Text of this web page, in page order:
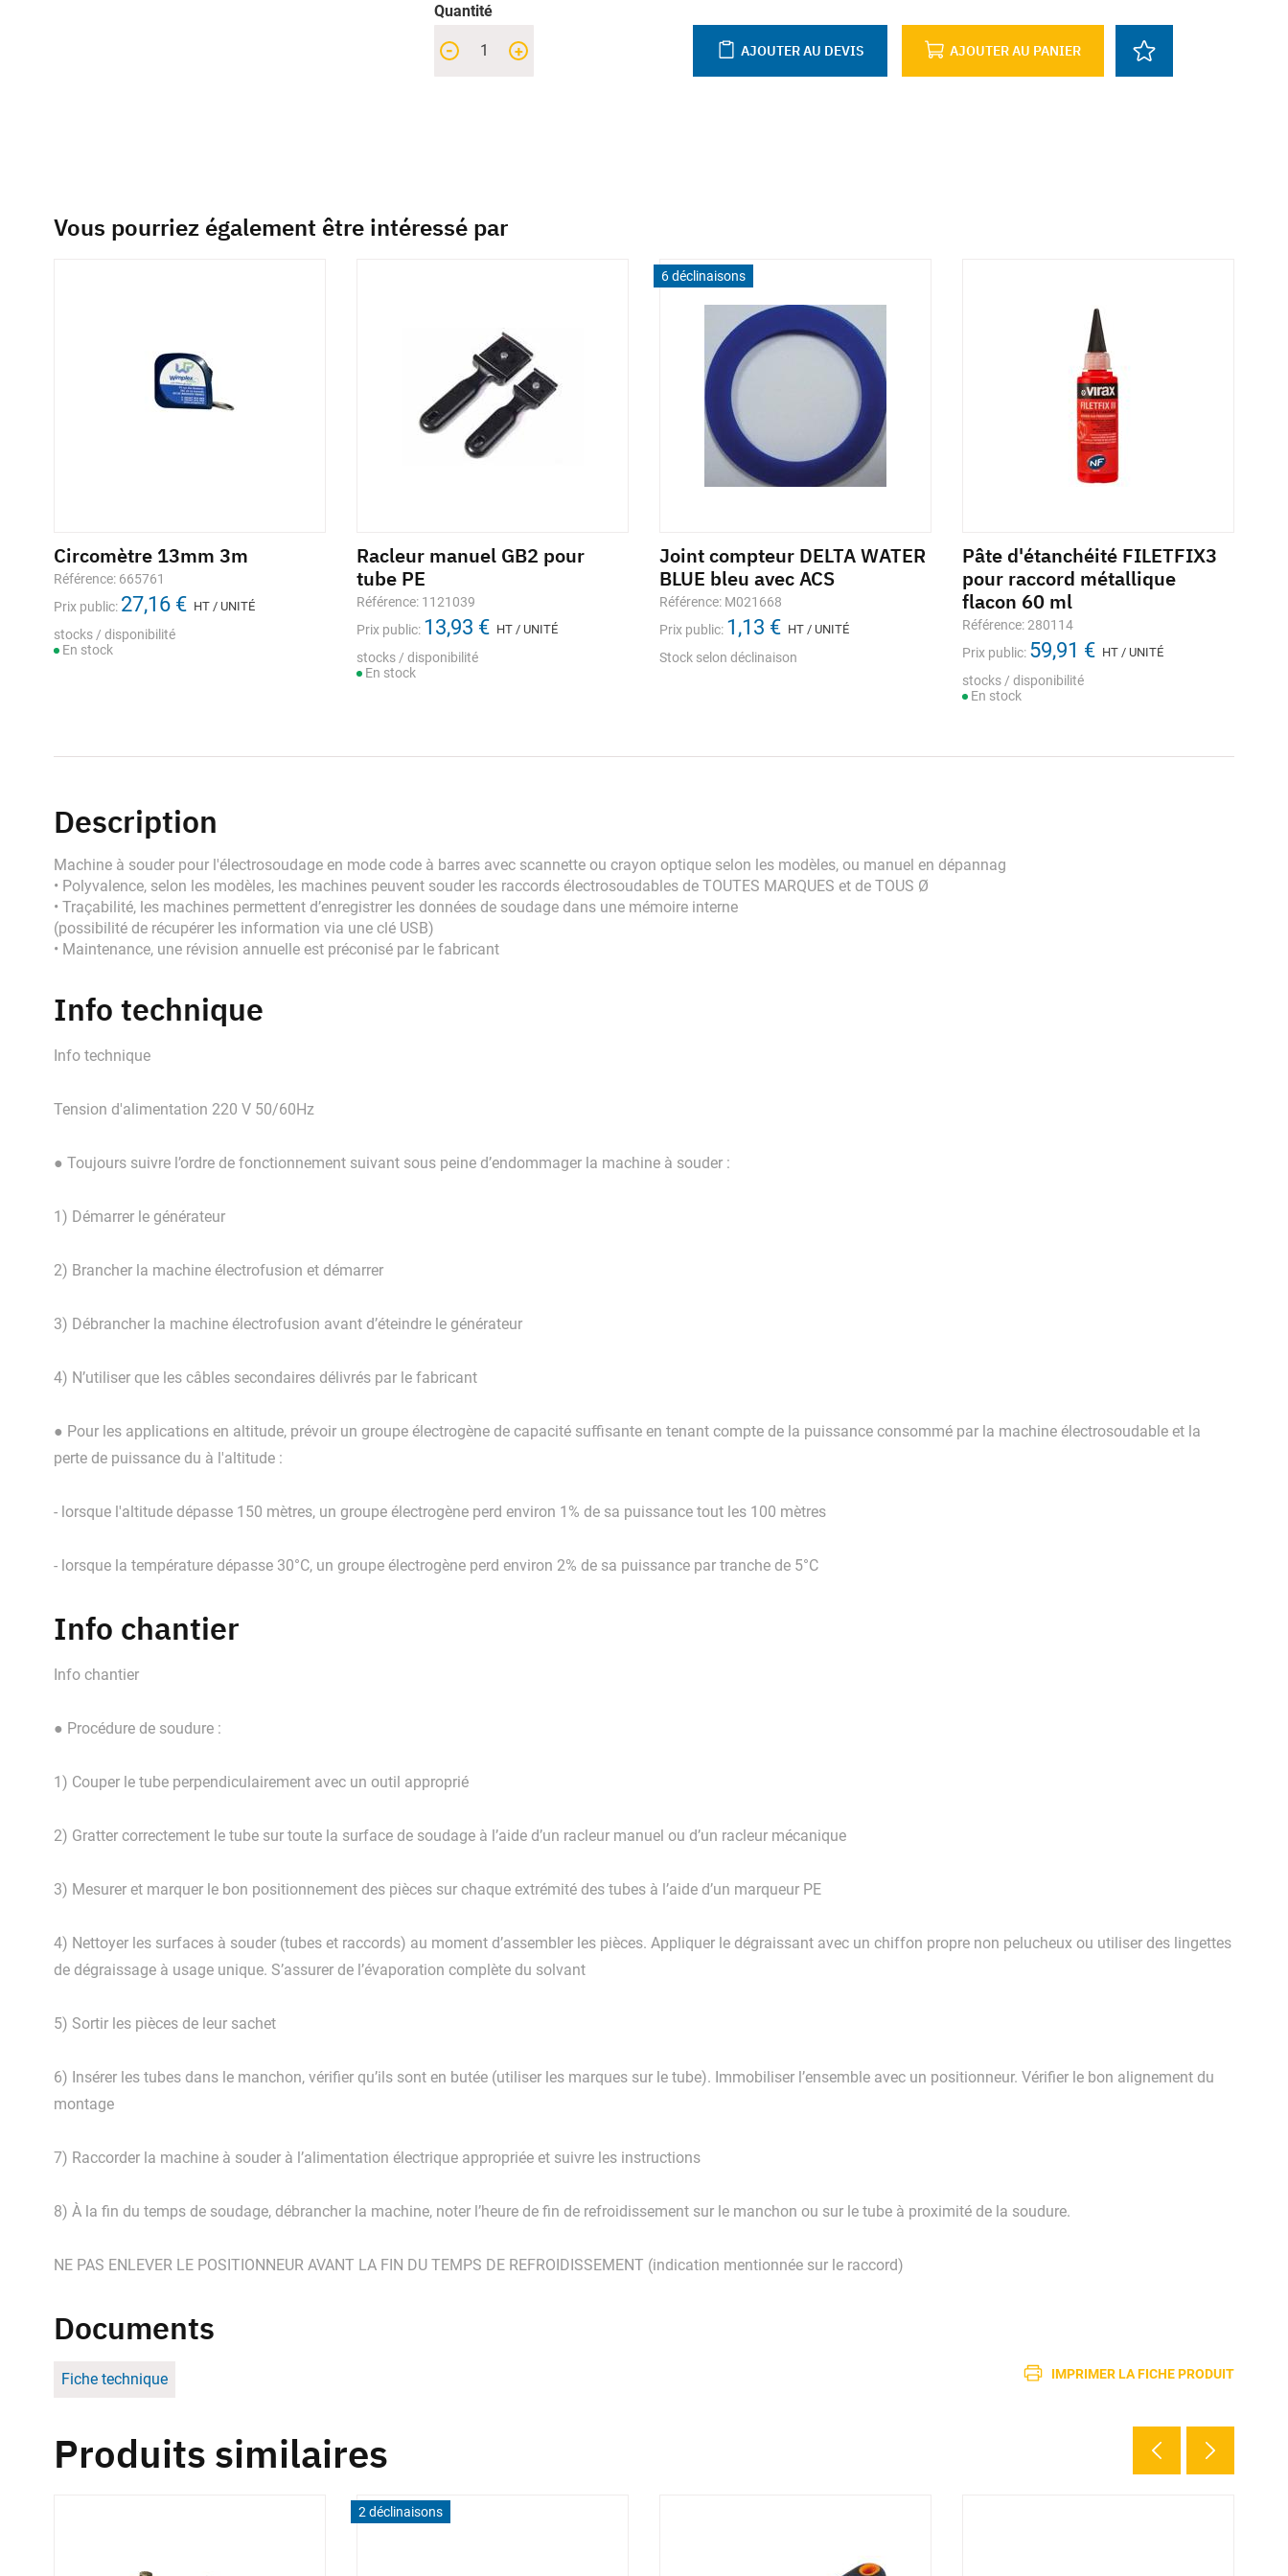
Quantité
+
- AJOUTER AU PANIER
AJOUTER AU DEVIS
Vous pourriez également être intéressé par
Circomètre 13mm 3m
Référence: 665761
Prix public: 27,16 € HT / UNITÉ
stocks / disponibilité
En stock
Racleur manuel GB2 pour
tube PE
Référence: 1121039
Prix public: 13,93 € HT / UNITÉ
stocks / disponibilité
En stock
6 déclinaisons
Joint compteur DELTA WATER
BLUE bleu avec ACS
Référence: M021668
Prix public: 1,13 € HT / UNITÉ
Stock selon déclinaison
Pâte d'étanchéité FILETFIX3
pour raccord métallique
flacon 60 ml
Référence: 280114
Prix public: 59,91 € HT / UNITÉ
stocks / disponibilité
En stock
Description
Machine à souder pour l'électrosoudage en mode code à barres avec scannette ou crayon optique selon les modèles, ou manuel en dépannag
• Polyvalence, selon les modèles, les machines peuvent souder les raccords électrosoudables de TOUTES MARQUES et de TOUS Ø
• Traçabilité, les machines permettent d’enregistrer les données de soudage dans une mémoire interne
(possibilité de récupérer les information via une clé USB)
• Maintenance, une révision annuelle est préconisé par le fabricant
Info technique
Info technique
Tension d'alimentation 220 V 50/60Hz
● Toujours suivre l’ordre de fonctionnement suivant sous peine d’endommager la machine à souder :
1) Démarrer le générateur
2) Brancher la machine électrofusion et démarrer
3) Débrancher la machine électrofusion avant d’éteindre le générateur
4) N’utiliser que les câbles secondaires délivrés par le fabricant
● Pour les applications en altitude, prévoir un groupe électrogène de capacité suffisante en tenant compte de la puissance consommé par la machine électrosoudable et la
perte de puissance du à l'altitude :
- lorsque l'altitude dépasse 150 mètres, un groupe électrogène perd environ 1% de sa puissance tout les 100 mètres
- lorsque la température dépasse 30°C, un groupe électrogène perd environ 2% de sa puissance par tranche de 5°C
Info chantier
Info chantier
● Procédure de soudure :
1) Couper le tube perpendiculairement avec un outil approprié
2) Gratter correctement le tube sur toute la surface de soudage à l’aide d’un racleur manuel ou d’un racleur mécanique
3) Mesurer et marquer le bon positionnement des pièces sur chaque extrémité des tubes à l’aide d’un marqueur PE
4) Nettoyer les surfaces à souder (tubes et raccords) au moment d’assembler les pièces. Appliquer le dégraissant avec un chiffon propre non pelucheux ou utiliser des lingettes
de dégraissage à usage unique. S’assurer de l’évaporation complète du solvant
5) Sortir les pièces de leur sachet
6) Insérer les tubes dans le manchon, vérifier qu’ils sont en butée (utiliser les marques sur le tube). Immobiliser l’ensemble avec un positionneur. Vérifier le bon alignement du
montage
7) Raccorder la machine à souder à l’alimentation électrique appropriée et suivre les instructions
8) À la fin du temps de soudage, débrancher la machine, noter l’heure de fin de refroidissement sur le manchon ou sur le tube à proximité de la soudure.
NE PAS ENLEVER LE POSITIONNEUR AVANT LA FIN DU TEMPS DE REFROIDISSEMENT (indication mentionnée sur le raccord)
Documents
Fiche technique IMPRIMER LA FICHE PRODUIT
Produits similaires
2 déclinaisons